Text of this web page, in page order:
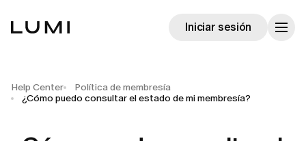
Iniciar sesión
Help Center
Política de membresía
¿Cómo puedo consultar el estado de mi membresía?